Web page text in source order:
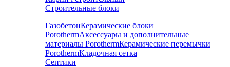
Строительные блоки
ГазобетонКерамические блоки
PorothermАксессуары и дополнительные
материалы PorothermКерамические перемычки
PorothermКладочная сетка
Септики